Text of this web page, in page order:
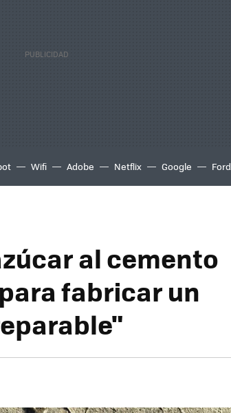
Wifi Adobe Netflix Google Ford
al cemento
fabricar un